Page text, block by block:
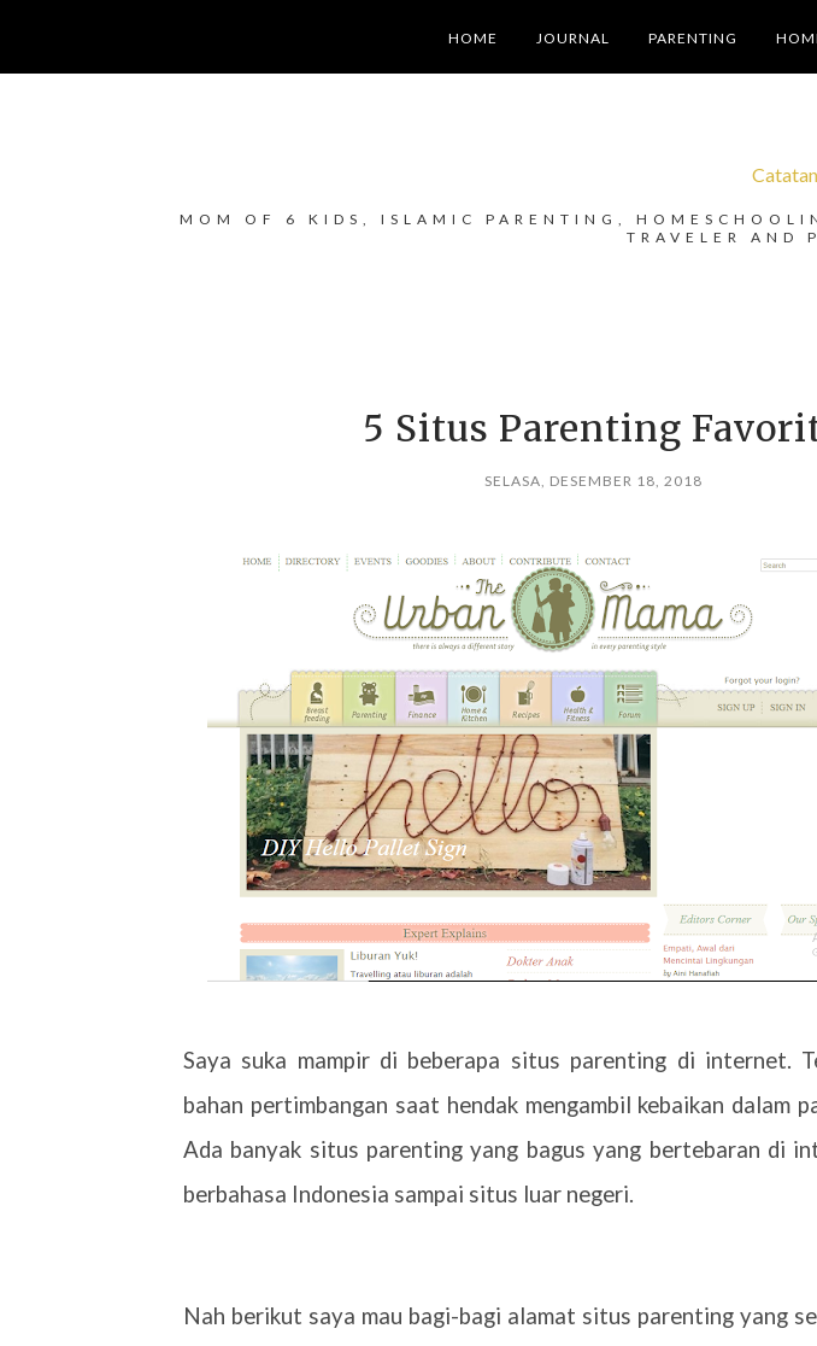
HOME JOURNAL PARENTING
MOM OF 6 KIDS, ISLAMIC PARENTING,
TRAVELER AND
5 Situs Parenting
SELASA, DESEMBER 18, 2018
Saya suka mampir di beberapa situs parenting di internet.
bahan pertimbangan saat hendak mengambil kebaikan dalam
Ada banyak situs parenting yang bagus yang bertebaran di
berbahasa Indonesia sampai situs luar negeri.
Nah berikut saya mau bagi-bagi alamat situs parenting yang